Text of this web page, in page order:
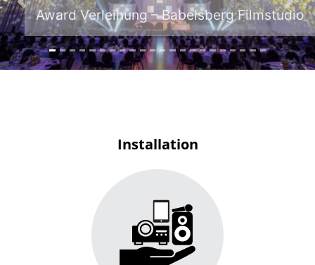
Award Verleihung – Babelsberg Filmstudio
Previous Next
Installation